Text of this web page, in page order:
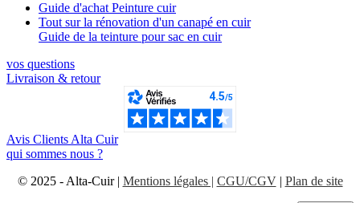
Guide d'achat Peinture cuir
Tout sur la rénovation d'un canapé en cuir
Guide de la teinture pour sac en cuir
vos questions​
Livraison & retour
Avis Clients Alta Cuir
qui sommes nous ?
© 2025 - Alta-Cuir | Mentions légales | CGU/CGV| Plan de site